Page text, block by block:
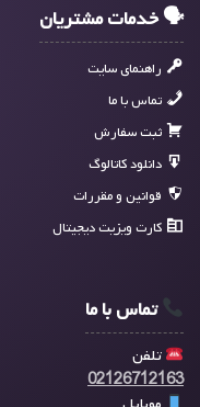
🗣 خدمات مشتریان
راهنمای سایت
تماس با ما
ثبت سفارش
دانلود کاتالوگ
قوانین و مقررات
کارت ویزیت دیجیتال
تماس با ما
تلفن
02126712163